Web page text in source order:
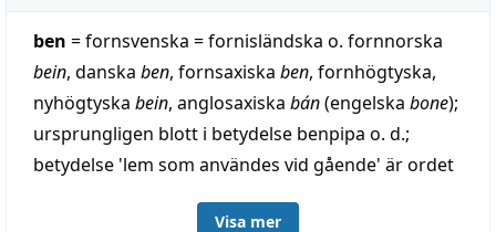
ben = fornsvenska = fornisländska o. fornnorska
bein, danska ben, fornsaxiska ben, fornhögtyska,
nyhögtyska bein, anglosaxiska bán(engelska bone);
ursprungligen blott i betydelse benpipa o. d.;
betydelse 'lem som användes vid gående' är ordet
omtvistad härledning; möjligen till ett adjektiv
Visa mer